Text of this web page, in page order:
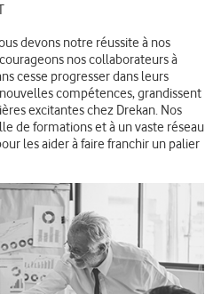
devons notre réussite à nos
nos collaborateurs à
cesse progresser dans leurs
compétences, grandissent
excitantes chez Drekan. Nos
de formations et à un vaste réseau
les aider à faire franchir un palier